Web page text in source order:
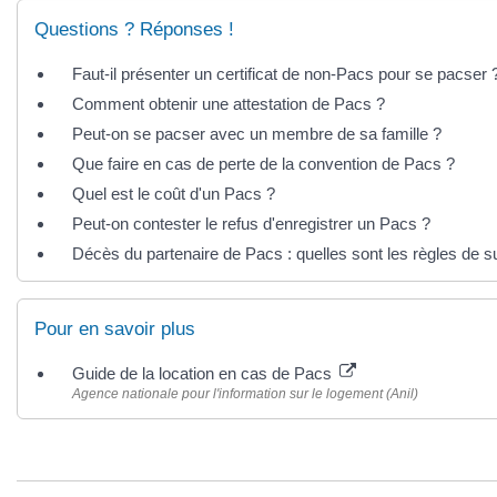
Questions ? Réponses !
Faut-il présenter un certificat de non-Pacs pour se pacser
Comment obtenir une attestation de Pacs ?
Peut-on se pacser avec un membre de sa famille ?
Que faire en cas de perte de la convention de Pacs ?
Quel est le coût d'un Pacs ?
Peut-on contester le refus d'enregistrer un Pacs ?
Décès du partenaire de Pacs : quelles sont les règles de
Pour en savoir plus
Guide de la location en cas de Pacs
Agence nationale pour l'information sur le logement (Anil)